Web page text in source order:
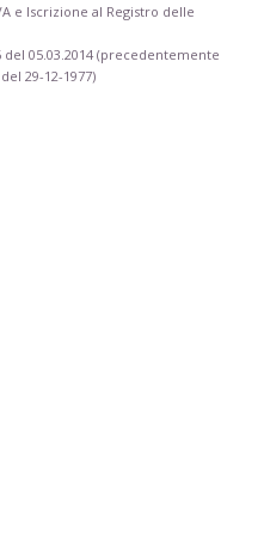
e Iscrizione al Registro delle
05.03.2014 (precedentemente
29-12-1977)